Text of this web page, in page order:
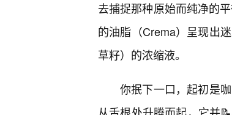
去捕捉那种原始而纯净的
的油脂（Crema）呈现出
草籽）的浓缩液。
你抿下一口，起初是